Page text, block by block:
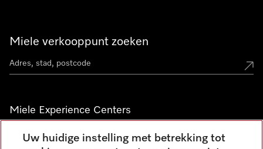
Miele verkooppunt zoeken
Miele Experience Centers
Vind jouw Miele Experience Center
Uw huidige instelling met betrekking tot